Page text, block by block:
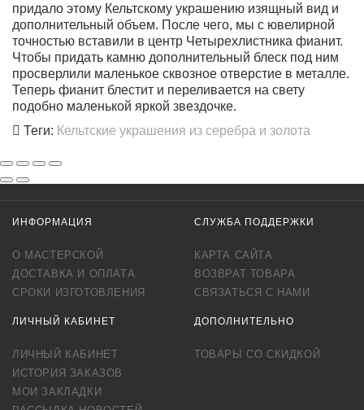
придало этому Кельтскому украшению изящный вид и
дополнительный объем. После чего, мы с ювелирной
точностью вставили в центр Четырехлистника фианит.
Чтобы придать камню дополнительный блеск под ним
просверлили маленькое сквозное отверстие в металле.
Теперь фианит блестит и переливается на свету
подобно маленькой яркой звездочке.
Теги: Кельтские украшения из серебра и золота
ИНФОРМАЦИЯ
О МАСТЕРСКОЙ
ДОСТАВКА И ОПЛАТА
СРОКИ ИЗГОТОВЛЕНИЯ
СЛУЖБА ПОДДЕРЖКИ
КАРТА САЙТА
ВОЗВРАТ ТОВАРА
СВЯЗАТЬСЯ С НАМИ
ЛИЧНЫЙ КАБИНЕТ
ЛИЧНЫЙ КАБИНЕТ
ИСТОРИЯ ЗАКАЗОВ
МОИ ЗАКЛАДКИ
ДОПОЛНИТЕЛЬНО
ТОВАРЫ СО СКИДКОЙ